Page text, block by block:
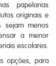
papelarias
originais e
sejam menos
a menor
escolares.
opções, para